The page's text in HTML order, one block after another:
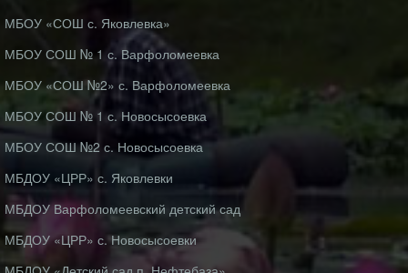
МБОУ «СОШ с. Яковлевка»
МБОУ СОШ № 1 с. Варфоломеевка
МБОУ «СОШ №2» с. Варфоломеевка
МБОУ СОШ № 1 с. Новосысоевка
МБОУ СОШ №2 с. Новосысоевка
МБДОУ «ЦРР» с. Яковлевки
МБДОУ Варфоломеевский детский сад
МБДОУ «ЦРР» с. Новосысоевки